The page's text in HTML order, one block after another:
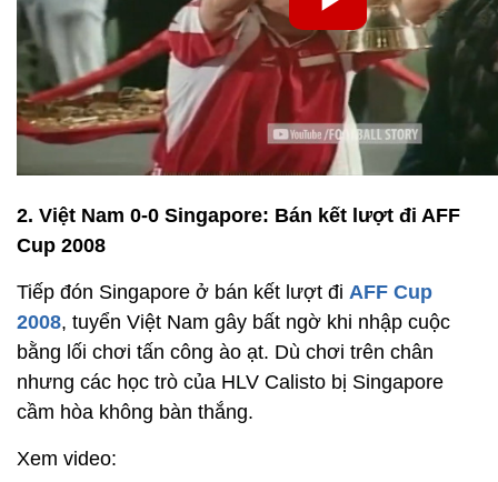
2. Việt Nam 0-0 Singapore: Bán kết lượt đi AFF
Cup 2008
Tiếp đón Singapore ở bán kết lượt đi AFF Cup
2008, tuyển Việt Nam gây bất ngờ khi nhập cuộc
bằng lối chơi tấn công ào ạt. Dù chơi trên chân
nhưng các học trò của HLV Calisto bị Singapore
cầm hòa không bàn thắng.
Xem video: